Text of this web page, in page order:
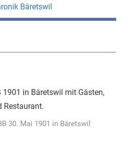
30. Mai 1901 in Bäretswil